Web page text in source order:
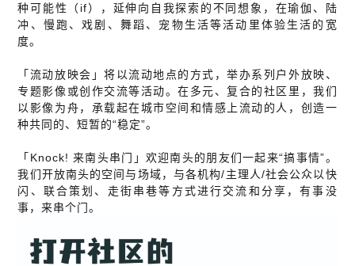
种可能性（if），延伸向自我探索的不同想象，在瑜伽、陆
冲、慢跑、戏剧、舞蹈、宠物生活等活动里体验生活的宽
度。
「流动放映会」将以流动地点的方式，举办系列户外放映、
专题影像或创作交流等活动。在多元、复合的社区里，我们
以影像为舟，承载起在城市空间和情感上流动的人，创造一
种共同的、短暂的“稳定”。
「Knock! 来南头串门」欢迎南头的朋友们一起来“搞事情”。
我们开放南头的空间与场域，与各机构/主理人/社会公众以快
闪、联合策划、走街串巷等方式进行交流和分享，有事没
事，来串个门。